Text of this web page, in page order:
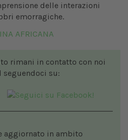
delle interazioni
emorragiche.
AFRICANA
rimani in contatto con noi
seguendoci su:
aggiornato in ambito